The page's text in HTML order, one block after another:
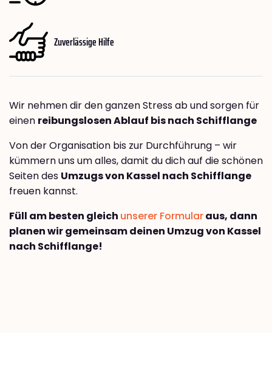
Zuverlässige Hilfe
Wir nehmen dir den ganzen Stress ab und sorgen für
einen reibungslosen Ablauf bis nach Schifflange
Von der Organisation bis zur Durchführung – wir
kümmern uns um alles, damit du dich auf die schönen
Seiten des Umzugs von Kassel nach Schifflange
freuen kannst.
Füll am besten gleich unserer Formularaus, dann
planen wir gemeinsam deinen Umzug von Kassel
nach Schifflange!